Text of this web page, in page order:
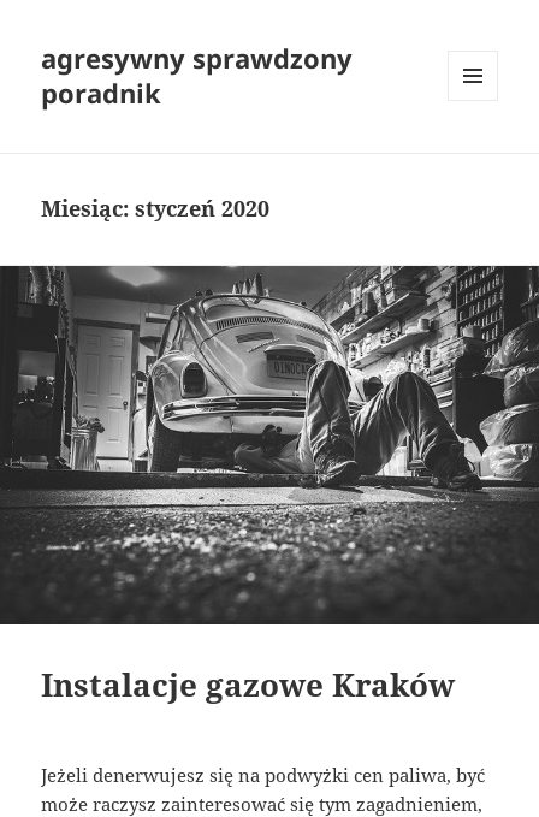
agresywny sprawdzony
poradnik
Miesiąc:styczeń 2020
Instalacje gazowe Kraków
Jeżeli denerwujesz się na podwyżki cen paliwa, być
może raczysz zainteresować się tym zagadnieniem,